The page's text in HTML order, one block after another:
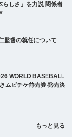
らしさ」を力説 関係者
監督の就任について
WORLD BASEBALL
ムビチケ前売券 発売決
もっと見る